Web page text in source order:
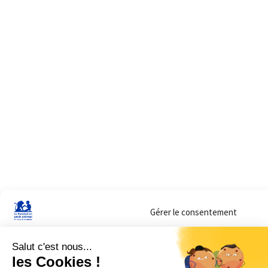
Gérer le consentement
Sur ce site, nous utilisons des cookies pour mesurer notre audience et vous
lorsque vous y consentez. Vous pouvez sélectionner ceux que vous autorisez